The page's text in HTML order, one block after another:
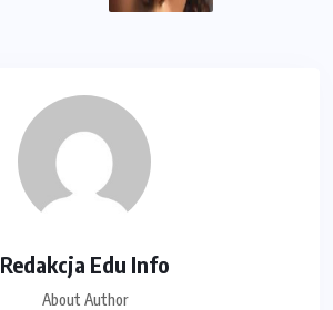
Redakcja Edu Info
About Author